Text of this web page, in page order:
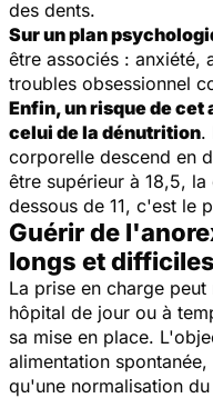
des dents.
Sur un plan
être associés : anxiété,
troubles obsessionnel
Enfin, un risque de
celui de la dénutrition.
corporelle descend en
être supérieur à 18,5,
dessous de 11, c'est le
Guérir de
longs et difficiles
La prise en charge peut
hôpital de jour ou à
sa mise en place.
alimentation
qu'une normalisation